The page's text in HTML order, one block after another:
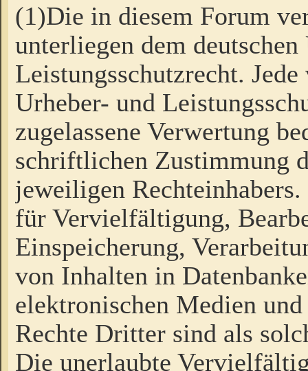
(1)Die in diesem Forum
unterliegen dem
Leistungsschutzrecht.
Urheber- und
zugelassene Verwertung
schriftlichen Zustimmung
jeweiligen
für Vervielfältigung,
Einspeicherung,
von Inhalten in
elektronischen Medien
Rechte Dritter sind als
Die unerlaubte